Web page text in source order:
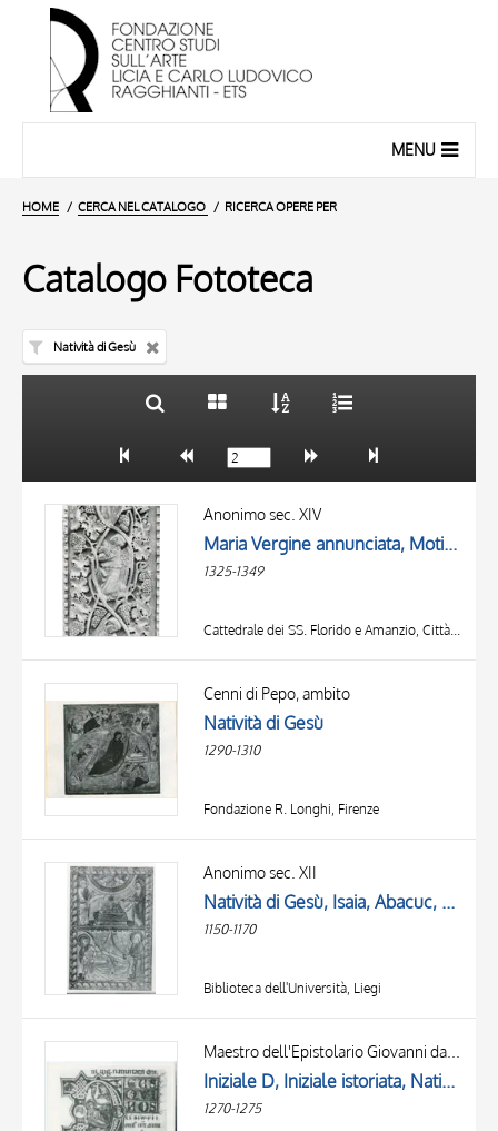
MENU
HOME CERCA NEL CATALOGO RICERCA OPERE PER
Catalogo Fototeca
Natività di Gesù
AUTORE
LOCALIZZAZIONE
Anonimo sec. XIV
Maria Vergine annunciata, Motivi decorativi fitomorfi con tralci di vite, Sant'Amanzio, Santo francescano, Frate francescano che benedice un fanciullo, Angelo adorante, Giovane santo, Visitazione, Natività di Gesù, Lavacro del Bambino, Annuncio ai pastori
1325-1349
Cattedrale dei SS. Florido e Amanzio, Città di Castello
Cenni di Pepo, ambito
Natività di Gesù
1290-1310
Fondazione R. Longhi, Firenze
Anonimo sec. XII
Natività di Gesù, Isaia, Abacuc, Cornice con motivi decorativi fitomorfi
1150-1170
Biblioteca dell'Università, Liegi
Iniziale D, Iniziale istoriata, Natività di Gesù, Motivi decorativi geometrici e vegetali
1270-1275